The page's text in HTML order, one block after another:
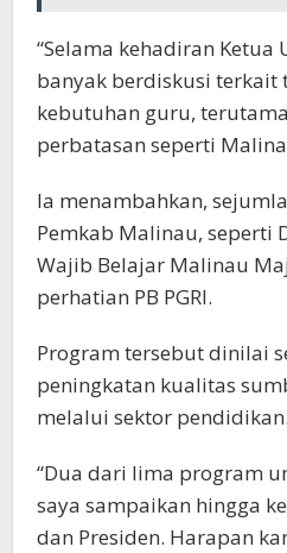
“Selama kehadiran Ketua
banyak berdiskusi terkait
kebutuhan guru,
perbatasan seperti
Ia menambahkan,
Pemkab Malinau, seperti
Wajib Belajar Malinau
perhatian PB PGRI.
Program tersebut dinilai
peningkatan kualitas
melalui sektor pendidikan.
“Dua dari lima program
saya sampaikan hingga
dan Presiden. Harapan